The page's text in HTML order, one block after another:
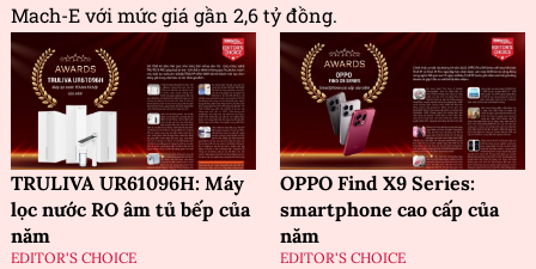
Mach-E với mức giá gần 2,6 tỷ đồng.
TRULIVA UR61096H: Máy
lọc nước RO âm tủ bếp của
năm
EDITOR'S CHOICE
OPPO Find X9 Series:
smartphone cao cấp của
năm
EDITOR'S CHOICE